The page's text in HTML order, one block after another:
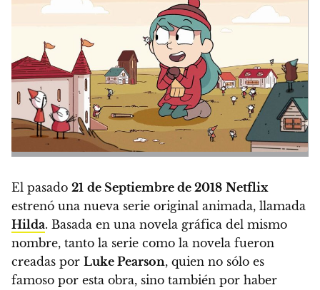
El pasado 21 de Septiembre de 2018 Netflix
estrenó una nueva serie original animada, llamada
Hilda. Basada en una novela gráfica del mismo
nombre, tanto la serie como la novela fueron
creadas por Luke Pearson, quien no sólo es
famoso por esta obra, sino también por haber